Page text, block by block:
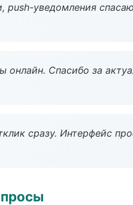
уведомления
онлайн. Спасибо за
сразу. Интерфейс